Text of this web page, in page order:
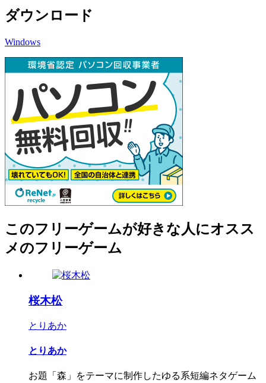
ダウンロード
Windows
このフリーゲームが好きな人にオスス
メのフリーゲーム
桜木松
とりあか
とりあか
お題「森」をテーマに制作したゆる系短編ネタゲーム